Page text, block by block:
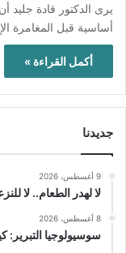
يرى الدكتور قادة جليد
أساسية قبل المغامرة
أكمل القراءة »
جديدنا
9 أغسطس، 2026
لا لهدر الطعام.. لا
8 أغسطس، 2026
سوسيولوجيا التبرير: